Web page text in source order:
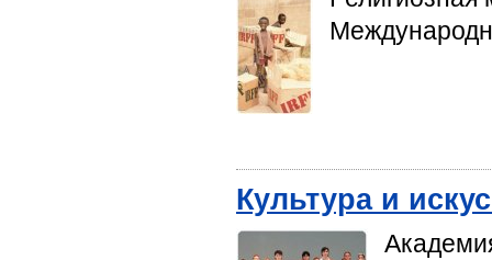
Культура и